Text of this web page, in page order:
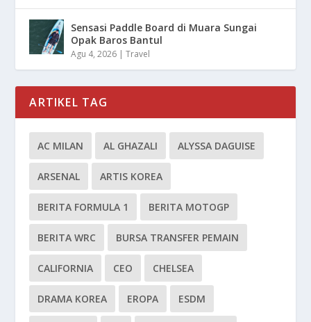
Sensasi Paddle Board di Muara Sungai
Opak Baros Bantul
Agu 4, 2026 |Travel
ARTIKEL TAG
AC MILAN AL GHAZALI ALYSSA DAGUISE
ARSENAL ARTIS KOREA
BERITA FORMULA 1 BERITA MOTOGP
BERITA WRC BURSA TRANSFER PEMAIN
CALIFORNIA CEO CHELSEA
DRAMA KOREA EROPA ESDM